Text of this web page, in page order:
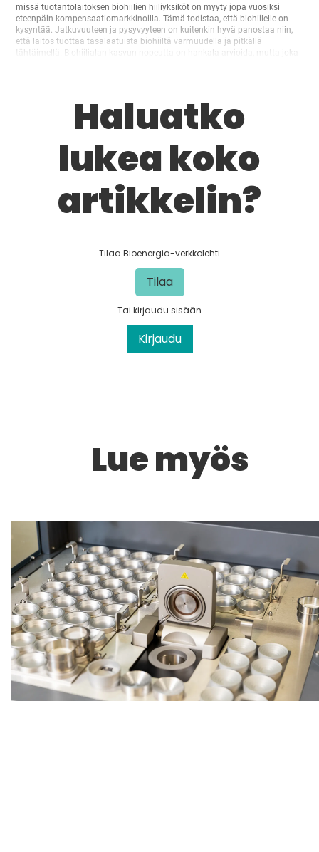
missä tuotantolaitoksen biohiilien hiiliyksiköt on myyty jopa vuosiksi
eteenpäin kompensaatiomarkkinoilla. Tämä todistaa, että biohiilelle on
kysyntää. Jatkuvuuteen ja pysyvyyteen on kuitenkin hyvä panostaa niin,
että laitos tuottaa tasalaatuista biohiiltä varmuudella ja pitkällä
tähtäimellä. Biohiilialan kasvun nopeutta on hankala arvioida, mutta joka
Haluatko
lukea koko
artikkelin?
Tilaa Bioenergia-verkkolehti
Tilaa
Tai kirjaudu sisään
Kirjaudu
Lue myös